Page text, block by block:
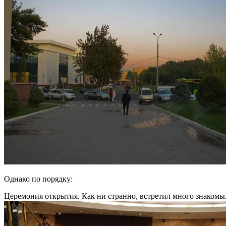
Однако по порядку:
Церемония открытия. Как ни странно, встретил много